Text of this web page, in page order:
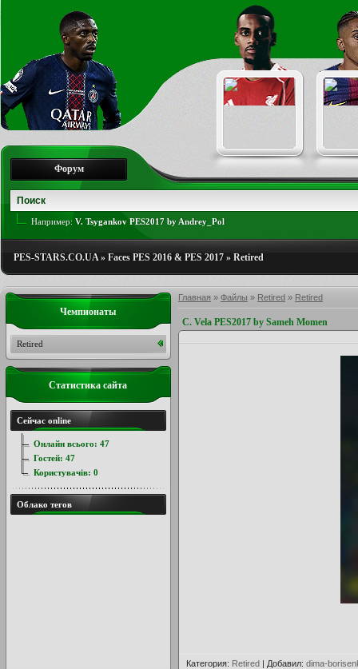
Форум
Например: V. Tsygankov PES2017 by Andrey_Pol
PES-STARS.CO.UA» Faces PES 2016 & PES 2017 » Retired
Главная » Файлы » Retired » Retired
C. Vela PES2017 by Sameh Momen
Категория: Retired | Добавил: dima-
Чемпионаты
Retired
Статистика сайта
Сейчас online
Онлайн всього: 47
Гостей: 47
Користувачів: 0
Облако тегов